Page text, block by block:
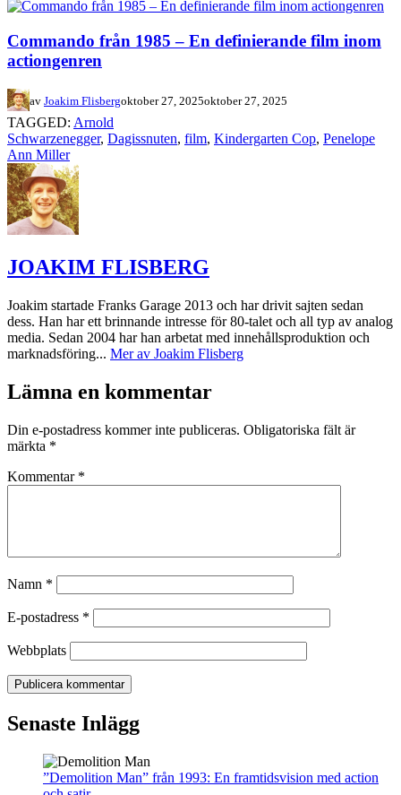
Commando från 1985 – En definierande film inom
actiongenren
av Joakim Flisbergoktober 27, 2025oktober 27, 2025
TAGGED: Arnold
Schwarzenegger, Dagissnuten, film, Kindergarten Cop, Penelope
Ann Miller
JOAKIM FLISBERG
Joakim startade Franks Garage 2013 och har drivit sajten sedan
dess. Han har ett brinnande intresse för 80-talet och all typ av analog
media. Sedan 2004 har han arbetat med innehållsproduktion och
marknadsföring... Mer av Joakim Flisberg
Lämna en kommentar
Din e-postadress kommer inte publiceras. Obligatoriska fält är
märkta *
Kommentar *
Namn *
E-postadress *
Webbplats
Senaste Inlägg
”Demolition Man” från 1993: En framtidsvision med action